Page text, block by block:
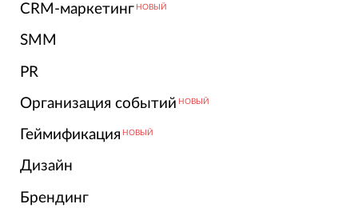
CRM-маркетинг НОВЫЙ
SMM
PR
Организация событий НОВЫЙ
Геймификация НОВЫЙ
Дизайн
Брендинг